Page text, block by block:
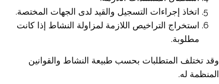
اتخاذ إجراءات التسجيل والقيد لدى الجهات المختصة.
استخراج التراخيص اللازمة لمزاولة النشاط إذا كانت
مطلوبة.
وقد تختلف المتطلبات بحسب طبيعة النشاط والقوانين
المنظمة له.